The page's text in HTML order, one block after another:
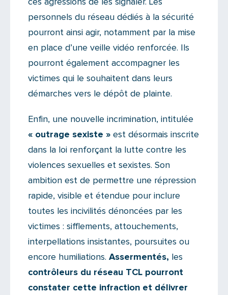
ces agressions de les signaler. Les
personnels du réseau dédiés à la sécurité
pourront ainsi agir, notamment par la mise
en place d’une veille vidéo renforcée. Ils
pourront également accompagner les
victimes qui le souhaitent dans leurs
démarches vers le dépôt de plainte.
Enfin, une nouvelle incrimination, intitulée
« outrage sexiste » est désormais inscrite
dans la loi renforçant la lutte contre les
violences sexuelles et sexistes. Son
ambition est de permettre une répression
rapide, visible et étendue pour inclure
toutes les incivilités dénoncées par les
victimes : sifflements, attouchements,
interpellations insistantes, poursuites ou
encore humiliations. Assermentés, les
contrôleurs du réseau TCL pourront
constater cette infraction et délivrer